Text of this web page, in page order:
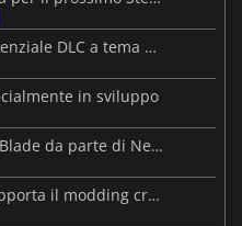
Stellar Blade annuncia un potenziale DLC a tema horror in vista del TGS
in sviluppo
Disapprovato il ban di Stellar Blade da parte di Nexus Mods
Il direttore di Stellar Blade supporta il modding creativo